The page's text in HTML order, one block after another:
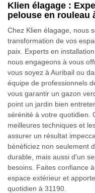
Klien élagage :
pelouse en rouleau
Chez Klien élagage, nous
transformation de vos
paix. Experts en
nous engageons à vous
vous soyez à Auribail ou
équipe de professionnels
vous garantir un gazon
point un jardin bien
sérénité à votre quotidien.
meilleures techniques et
assurer un résultat
bénéficiez non seulement
durable, mais aussi d'un
besoins. Faites confiance
espace extérieur et
quotidien à 31190.